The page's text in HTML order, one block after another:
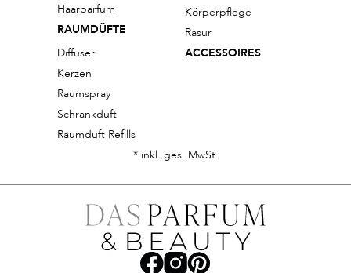
Haarparfum
RAUMDÜFTE
Diffuser
Kerzen
Raumspray
Schrankduft
Raumduft Refills
Körperpflege
Rasur
ACCESSOIRES
* inkl. ges. MwSt.